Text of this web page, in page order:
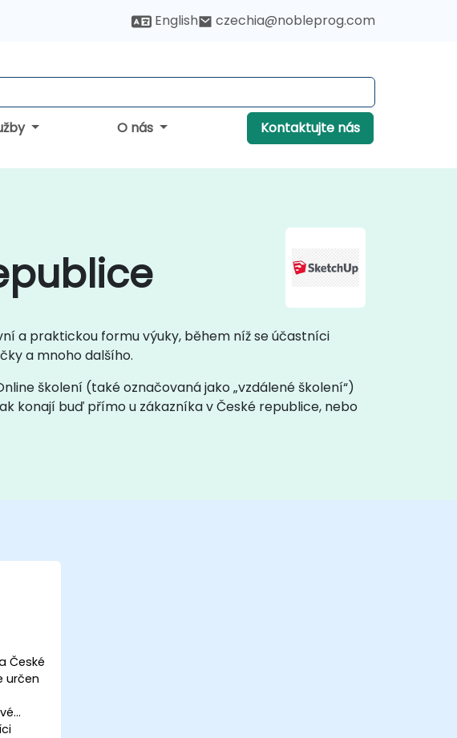
English czechia@nobleprog.com
O nás Kontaktujte nás
a praktickou formu výuky, během níž se účastníci
a mnoho dalšího.
školení (také označovaná jako „vzdálené školení“)
konají buď přímo u zákazníka v České republice, nebo
České
určen